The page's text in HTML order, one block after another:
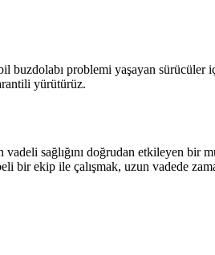
problemi yaşayan sürücüler
yürütürüz.
sağlığını doğrudan etkileyen
bir ekip ile çalışmak, uzun vadede